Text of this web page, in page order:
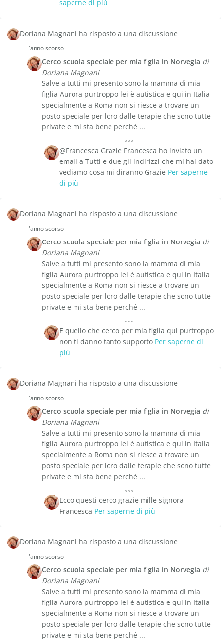
saperne di più
Doriana Magnani ha risposto a una discussione
l'anno scorso
Cerco scuola speciale per mia figlia in Norvegia di
Doriana Magnani
Salve a tutti mi presento sono la mamma di mia
figlia Aurora purtroppo lei è autistica e qui in Italia
specialmente a Roma non si riesce a trovare un
posto speciale per loro dalle terapie che sono tutte
private e mi sta bene perché ...
@Francesca Grazie Francesca ho inviato un
email a Tutti e due gli indirizzi che mi hai dato
vediamo cosa mi diranno Grazie Per saperne
di più
Doriana Magnani ha risposto a una discussione
l'anno scorso
Cerco scuola speciale per mia figlia in Norvegia di
Doriana Magnani
Salve a tutti mi presento sono la mamma di mia
figlia Aurora purtroppo lei è autistica e qui in Italia
specialmente a Roma non si riesce a trovare un
posto speciale per loro dalle terapie che sono tutte
private e mi sta bene perché ...
E quello che cerco per mia figlia qui purtroppo
non ti danno tanto supporto Per saperne di
più
Doriana Magnani ha risposto a una discussione
l'anno scorso
Cerco scuola speciale per mia figlia in Norvegia di
Doriana Magnani
Salve a tutti mi presento sono la mamma di mia
figlia Aurora purtroppo lei è autistica e qui in Italia
specialmente a Roma non si riesce a trovare un
posto speciale per loro dalle terapie che sono tutte
private e mi sta bene perché ...
Ecco questi cerco grazie mille signora
Francesca Per saperne di più
Doriana Magnani ha risposto a una discussione
l'anno scorso
Cerco scuola speciale per mia figlia in Norvegia di
Doriana Magnani
Salve a tutti mi presento sono la mamma di mia
figlia Aurora purtroppo lei è autistica e qui in Italia
specialmente a Roma non si riesce a trovare un
posto speciale per loro dalle terapie che sono tutte
private e mi sta bene perché ...